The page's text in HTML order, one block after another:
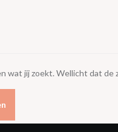
wat jij zoekt. Wellicht dat de